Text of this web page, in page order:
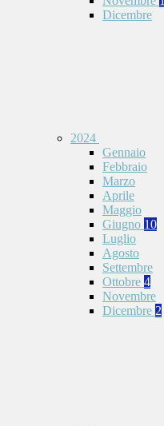
Dicembre
2024
Gennaio
Febbraio
Marzo
Aprile
Maggio
Giugno 10
Luglio
Agosto
Settembre
Ottobre 4
Novembre
Dicembre 2